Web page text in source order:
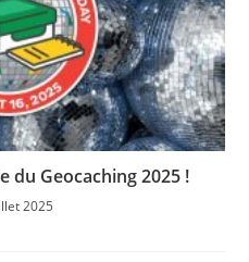
du Geocaching 2025 !
2025